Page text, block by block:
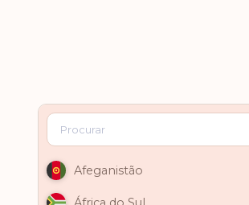
Afeganistão